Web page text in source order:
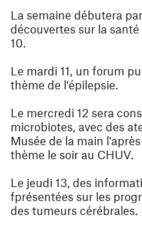
La semaine débutera
découvertes sur la
10.
Le mardi 11, un forum
thème de l'épilepsie.
Le mercredi 12 sera
microbiotes, avec des
Musée de la main
thème le soir au CHUV.
Le jeudi 13, des
fprésentées sur les
des tumeurs cérébrales.